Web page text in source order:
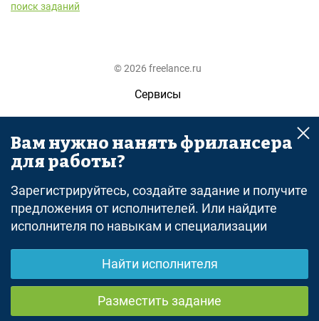
поиск заданий
© 2026 freelance.ru
Сервисы
Помощь
Поиск
Оферта
Политика конфиденциальности
Дисклеймер о ЗоЗПП
Отказ от ответственности
Вам нужно нанять фрилансера
для работы?
Зарегистрируйтесь, создайте задание и получите
предложения от исполнителей. Или найдите
исполнителя по навыкам и специализации
Найти исполнителя
Разместить задание